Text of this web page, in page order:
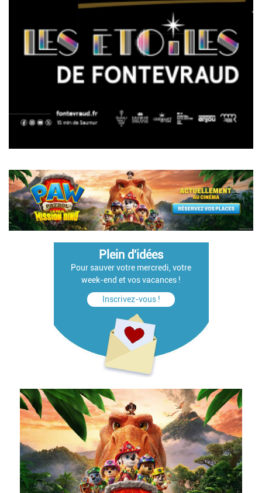
Plein d'idées
Pour sauver votre mercredi, votre
week-end et vos vacances !
Inscrivez-vous !